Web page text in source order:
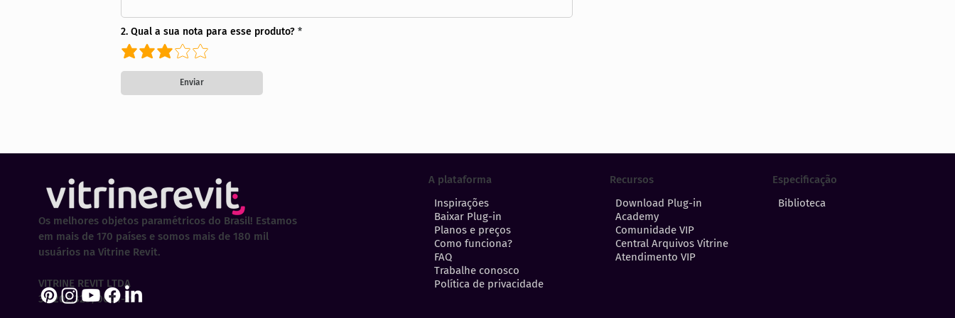
2. Qual a sua nota para esse produto?
Enviar
A plataforma
Inspirações
Baixar Plug-in
Planos e preços
Como funciona?
FAQ
Trabalhe conosco
Política de privacidade
Recursos
Download Plug-in
Academy
Comunidade VIP
Central Arquivos Vitrine
Atendimento VIP
Especificação
Biblioteca
Os melhores objetos paramétricos do Brasil! Estamos
em mais de 170 países e somos mais de 180 mil
usuários na Vitrine Revit.
VITRINE REVIT LTDA
30.202.323/0001-29